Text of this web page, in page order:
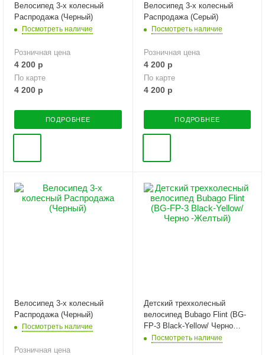
Велосипед 3-х колесный
Распродажа (Черный)
Посмотреть наличие
Розничная цена
4 200 р
По карте
4 200 р
ПОДРОБНЕЕ
Велосипед 3-х колесный
Распродажа (Серый)
Посмотреть наличие
Розничная цена
4 200р
По карте
4 200р
ПОДРОБНЕЕ
Велосипед 3-х колесный
Распродажа (Черный)
Посмотреть наличие
Розничная цена
Детский трехколесный
велосипед Bubago Flint (BG-
FP-3 Black-Yellow/ Черно
-Желтый)
Посмотреть наличие